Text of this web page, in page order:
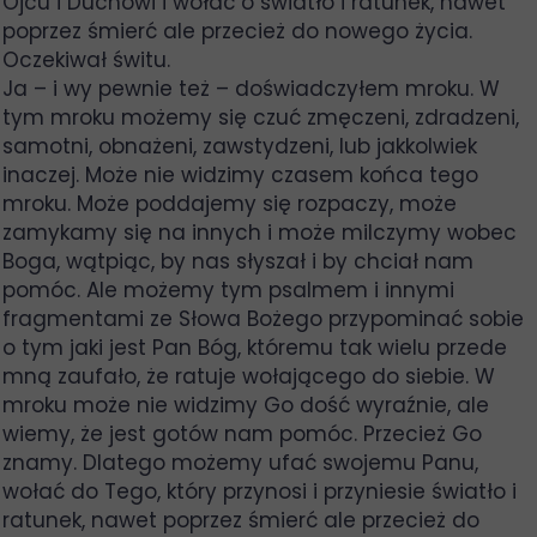
poprzez śmierć ale przecież do nowego życia.
Oczekiwał świtu.
Ja – i wy pewnie też – doświadczyłem mroku. W
tym mroku możemy się czuć zmęczeni, zdradzeni,
samotni, obnażeni, zawstydzeni, lub jakkolwiek
inaczej. Może nie widzimy czasem końca tego
mroku. Może poddajemy się rozpaczy, może
zamykamy się na innych i może milczymy wobec
Boga, wątpiąc, by nas słyszał i by chciał nam
pomóc. Ale możemy tym psalmem i innymi
fragmentami ze Słowa Bożego przypominać sobie
o tym jaki jest Pan Bóg, któremu tak wielu przede
mną zaufało, że ratuje wołającego do siebie. W
mroku może nie widzimy Go dość wyraźnie, ale
wiemy, że jest gotów nam pomóc. Przecież Go
znamy. Dlatego możemy ufać swojemu Panu,
wołać do Tego, który przynosi i przyniesie światło i
ratunek, nawet poprzez śmierć ale przecież do